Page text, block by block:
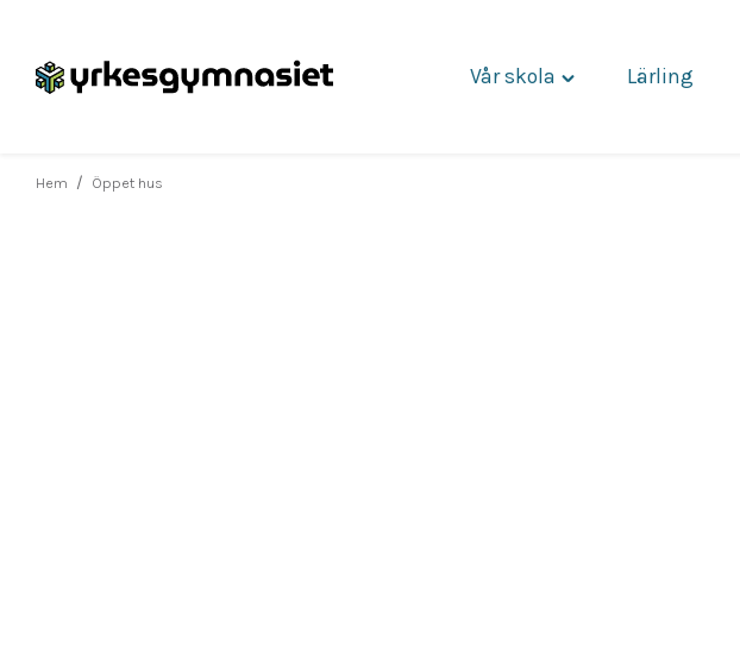
Hoppa
Vår skola Lärling
Hem / Öppet hus